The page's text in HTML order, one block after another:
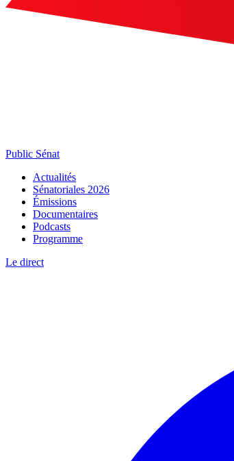
Public Sénat
Actualités
Sénatoriales 2026
Émissions
Documentaires
Podcasts
Programme
Le direct